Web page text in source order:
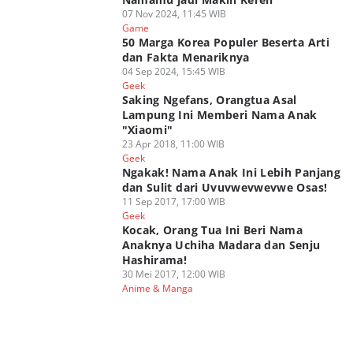
07 Nov 2024, 11:45 WIB
Game
50 Marga Korea Populer Beserta Arti
dan Fakta Menariknya
04 Sep 2024, 15:45 WIB
Geek
Saking Ngefans, Orangtua Asal
Lampung Ini Memberi Nama Anak
"Xiaomi"
23 Apr 2018, 11:00 WIB
Geek
Ngakak! Nama Anak Ini Lebih Panjang
dan Sulit dari Uvuvwevwevwe Osas!
11 Sep 2017, 17:00 WIB
Geek
Kocak, Orang Tua Ini Beri Nama
Anaknya Uchiha Madara dan Senju
Hashirama!
30 Mei 2017, 12:00 WIB
Anime & Manga